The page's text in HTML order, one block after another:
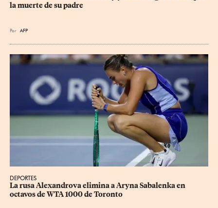
la muerte de su padre
Por AFP
DEPORTES
La rusa Alexandrova elimina a Aryna Sabalenka en
octavos de WTA 1000 de Toronto